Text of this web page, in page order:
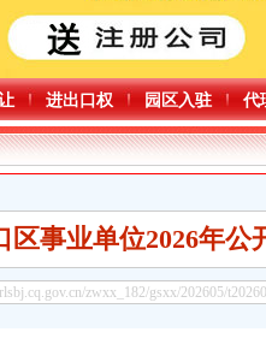
进出口权 园区入驻 代
主体责任
可复制政策机制清单
”
区事业单位2026年公
zwxx_182/gsxx/202605/